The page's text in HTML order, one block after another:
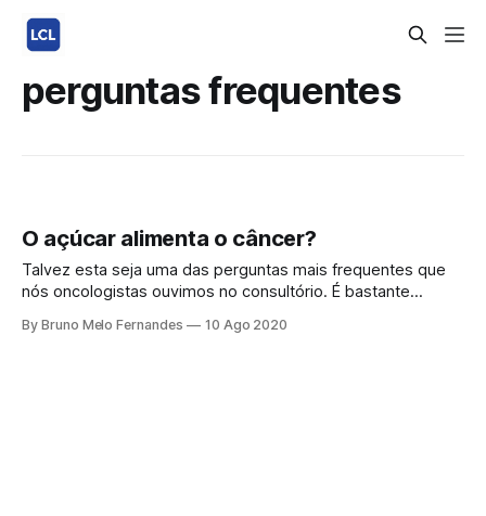
perguntas frequentes
O açúcar alimenta o câncer?
Talvez esta seja uma das perguntas mais frequentes que
nós oncologistas ouvimos no consultório. É bastante
estadio, questionarem ao oncologista sobre a relação dos
By Bruno Melo Fernandes 10 Ago 2020